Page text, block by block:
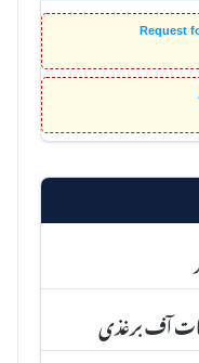
Request
آف برغذی